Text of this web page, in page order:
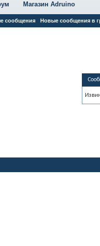
сообщения Новые сообщения в
Магазин Adruino